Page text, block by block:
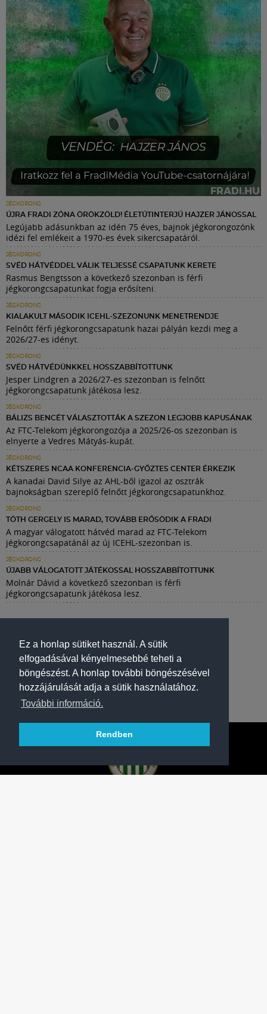
Ez a honlap sütiket használ. A sütik
elfogadásával kényelmesebbé teheti a
böngészést. A honlap további böngészésével
hozzájárulását adja a sütik használatához.
További információ.
Rendben
JÉGKORONG
ÚJRA FRADI ZÓNA ÖRÖKZÖLD! ÉLETÚTINTERJÚ HAJZER JÁNOSSAL
Legújabb adásunkban az idén 75 éves, bajnok jégkorongozónk
idézi fel emlékeit a 1970-es évek sikercsapatáról.
JÉGKORONG
SVÉD HÁTVÉDDEL VÁLIK TELJESSÉ CSAPATUNK KERETE
Rasmus Bengtsson a következő szezonban is férfi
jégkorongcsapatunkat fogja erősíteni.
JÉGKORONG
KIALAKULT MÁSODIK ICEHL-SZEZONUNK MENETRENDJE
Felnőtt férfi jégkorongcsapatunk hazai pályán kezdi meg a
2026/27-es idényt.
JÉGKORONG
SVÉD HÁTVÉDÜNKKEL HOSSZABBÍTOTTUNK
Jesper Lindgren a 2026/27-es szezonban is felnőtt
jégkorongcsapatunk játékosa lesz.
JÉGKORONG
BÁLIZS BENCÉT VÁLASZTOTTÁK A SZEZON LEGJOBB KAPUSÁNAK
Az FTC-Telekom jégkorongozója a 2025/26-os szezonban is
elnyerte a Vedres Mátyás-kupát.
JÉGKORONG
KÉTSZERES NCAA KONFERENCIA-GYŐZTES CENTER ÉRKEZIK
A kanadai David Silye az AHL-ből igazol az osztrák
bajnokságban szereplő felnőtt jégkorongcsapatunkhoz.
JÉGKORONG
TÓTH GERGELY IS MARAD, TOVÁBB ERŐSÖDIK A FRADI
A magyar válogatott hátvéd marad az FTC-Telekom
jégkorongcsapatánál az új ICEHL-szezonban is.
JÉGKORONG
ÚJABB VÁLOGATOTT JÁTÉKOSSAL HOSSZABBÍTOTTUNK
Molnár Dávid a következő szezonban is férfi
jégkorongcsapatunk játékosa lesz.